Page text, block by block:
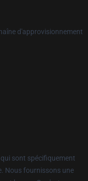
d'approvisionnement
sont spécifiquement
Nous fournissons une